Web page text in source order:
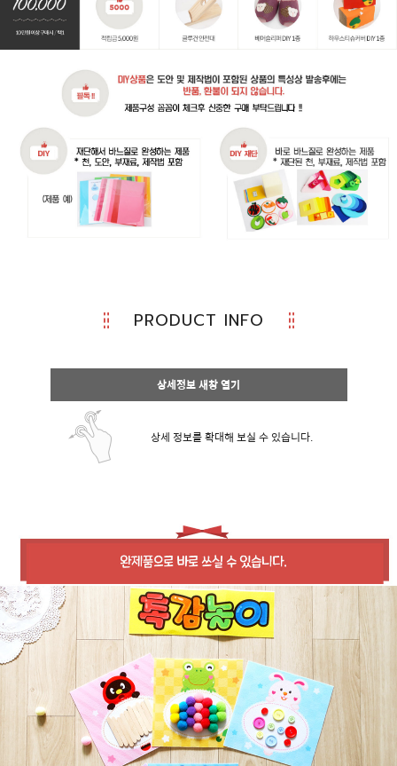
PRODUCT INFO
상세정보 새창 열기
상세 정보를 확대해 보실 수 있습니다.